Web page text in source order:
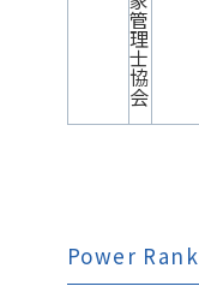
管
理
士
協
会
Power Rank